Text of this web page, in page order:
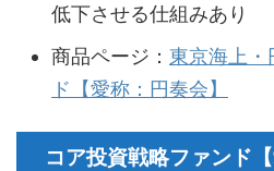
低下させる仕組みあり
商品ページ： 東京海上・
ド【愛称：円奏会】
コア投資戦略ファンド